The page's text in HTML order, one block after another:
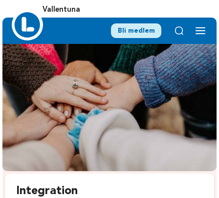
Vallentuna
Bli medlem
Integration